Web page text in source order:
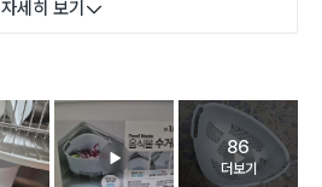
자세히 보기
고객 리뷰
86
더보기